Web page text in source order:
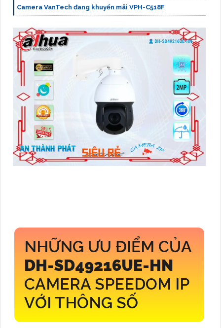
Camera VanTech đang khuyến mãi VPH-C518F
NHỮNG ƯU ĐIỂM CỦA
DH-SD49216UE-HN
CAMERA SPEEDOM IP
VỚI THÔNG SỐ